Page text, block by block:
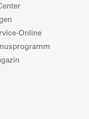
Online